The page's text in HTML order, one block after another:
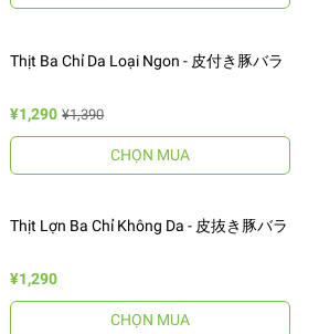
Thịt Ba Chỉ Da Loại Ngon - 皮付き豚バラ
¥1,290 ¥1,390
CHỌN MUA
Thịt Lợn Ba Chỉ Không Da - 皮抜き豚バラ
¥1,290
CHỌN MUA